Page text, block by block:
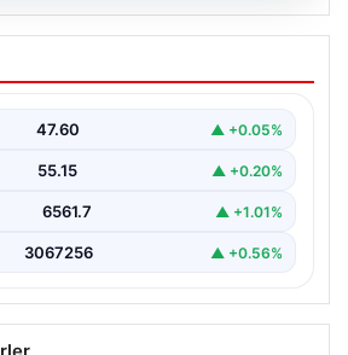
orta sahaya dev isim!
yıldızı Tijjani
47.60 ▲ +0.05%
55.15 ▲ +0.20%
6561.7 ▲ +1.01%
3067256 ▲ +0.56%